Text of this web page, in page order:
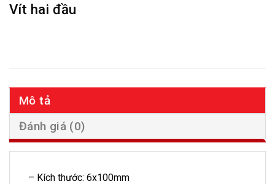
Vít hai đầu
Mô tả
Đánh giá (0)
– Kích thước: 6x100mm